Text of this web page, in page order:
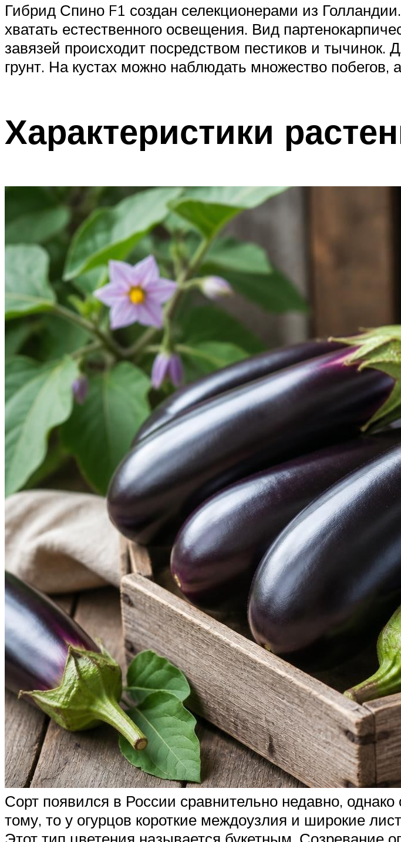
Гибрид Спино F1 создан селекционерами из
хватать естественного освещения. Вид
завязей происходит посредством пестиков и тычинок.
грунт. На кустах можно наблюдать множество
Характеристики
Сорт появился в России сравнительно недавно,
тому, то у огурцов короткие междоузлия и широкие
Этот тип цветения называется букетным. Созревание